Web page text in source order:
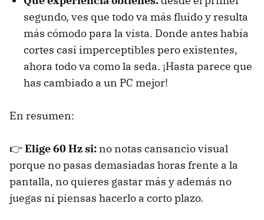
segundo, ves que todo va más fluido y resulta
más cómodo para la vista. Donde antes había
cortes casi imperceptibles pero existentes,
ahora todo va como la seda. ¡Hasta parece que
has cambiado a un PC mejor!
En resumen:
👉Elige 60 Hz si: no notas cansancio visual
porque no pasas demasiadas horas frente a la
pantalla, no quieres gastar más y además no
juegas ni piensas hacerlo a corto plazo.